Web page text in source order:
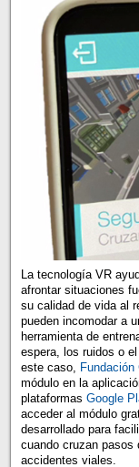
La tecnología VR
afrontar situaciones
su calidad de vida al
pueden incomodar a
herramienta de
espera, los ruidos o
este caso, Fundación
módulo en la
plataformas Google
acceder al módulo
desarrollado para
cuando cruzan pasos
accidentes viales.